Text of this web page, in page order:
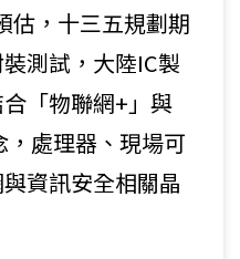
估，十三五規劃期
測試，大陸IC製
「物聯網+」與
，處理器、現場可
資訊安全相關晶